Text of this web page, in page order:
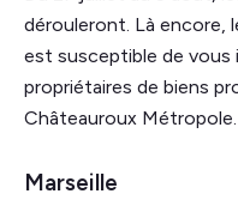
dérouleront. Là encore,
est susceptible de vous
propriétaires de biens
Châteauroux Métropole.
Marseille